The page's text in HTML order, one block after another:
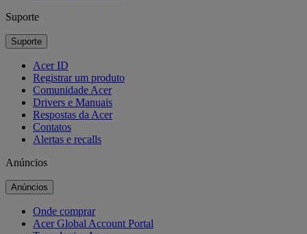
Suporte
Suporte
Acer ID
Registrar um produto
Comunidade Acer
Drivers e Manuais
Respostas da Acer
Contatos
Alertas e recalls
Anúncios
Anúncios
Onde comprar
Acer Global Account Portal